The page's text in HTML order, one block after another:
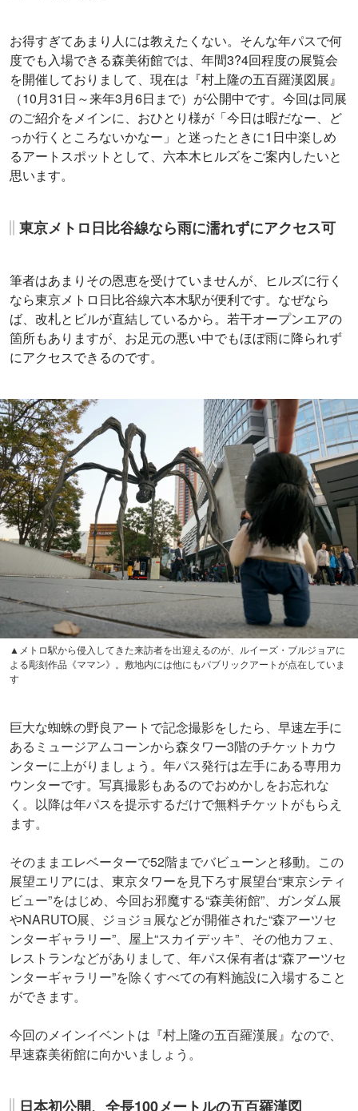
お得すぎてあまり人には教えたくない。そんな年パスで何
度でも入場できる森美術館では、年間3?4回程度の展覧会
を開催しておりまして、現在は『村上隆の五百羅漢図展』
（10月31日～来年3月6日まで）が公開中です。今回は同展
のご紹介をメインに、おひとり様が「今日は暇だなー、ど
っか行くところないかなー」と迷ったときに1日中楽しめ
るアートスポットとして、六本木ヒルズをご案内したいと
思います。
東京メトロ日比谷線なら雨に濡れずにアクセス可
筆者はあまりその恩恵を受けていませんが、ヒルズに行く
なら東京メトロ日比谷線六本木駅が便利です。なぜなら
ば、改札とビルが直結しているから。若干オープンエアの
箇所もありますが、お足元の悪い中でもほぼ雨に降られず
にアクセスできるのです。
▲メトロ駅から侵入してきた来訪者を出迎えるのが、ルイーズ・ブルジョアに
よる彫刻作品《ママン》。敷地内には他にもパブリックアートが点在していま
す
巨大な蜘蛛の野良アートで記念撮影をしたら、早速左手に
あるミュージアムコーンから森タワー3階のチケットカウ
ンターに上がりましょう。年パス発行は左手にある専用カ
ウンターです。写真撮影もあるのでおめかしをお忘れな
く。以降は年パスを提示するだけで無料チケットがもらえ
ます。
そのままエレベーターで52階までバビューンと移動。この
展望エリアには、東京タワーを見下ろす展望台“東京シティ
ビュー”をはじめ、今回お邪魔する“森美術館”、ガンダム展
やNARUTO展、ジョジョ展などが開催された“森アーツセ
ンターギャラリー”、屋上“スカイデッキ”、その他カフェ、
レストランなどがありまして、年パス保有者は“森アーツセ
ンターギャラリー”を除くすべての有料施設に入場すること
ができます。
今回のメインイベントは『村上隆の五百羅漢展』なので、
早速森美術館に向かいましょう。
日本初公開、全長100メートルの五百羅漢図